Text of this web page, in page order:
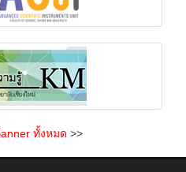
ทั้งหมด >>